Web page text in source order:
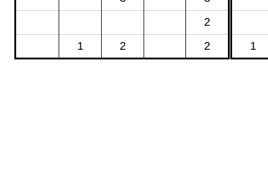
2
1
2 2 1